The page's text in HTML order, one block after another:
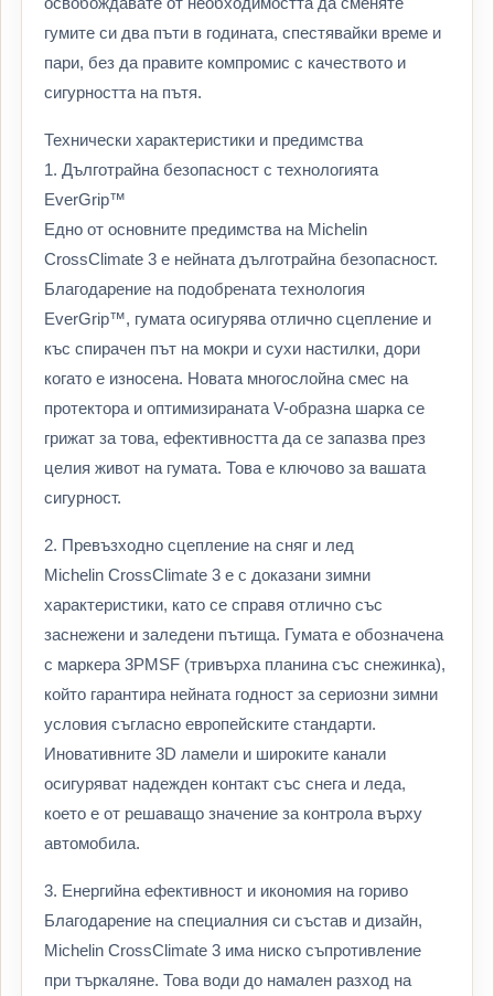
гумите си два пъти в годината, спестявайки време и
пари, без да правите компромис с качеството и
сигурността на пътя.
Технически характеристики и предимства
1. Дълготрайна безопасност с технологията
EverGrip™
Едно от основните предимства на Michelin
CrossClimate 3 е нейната дълготрайна безопасност.
Благодарение на подобрената технология
EverGrip™, гумата осигурява отлично сцепление и
къс спирачен път на мокри и сухи настилки, дори
когато е износена. Новата многослойна смес на
протектора и оптимизираната V-образна шарка се
грижат за това, ефективността да се запазва през
целия живот на гумата. Това е ключово за вашата
сигурност.
2. Превъзходно сцепление на сняг и лед
Michelin CrossClimate 3 е с доказани зимни
характеристики, като се справя отлично със
заснежени и заледени пътища. Гумата е обозначена
с маркера 3PMSF (тривърха планина със снежинка),
който гарантира нейната годност за сериозни зимни
условия съгласно европейските стандарти.
Иновативните 3D ламели и широките канали
осигуряват надежден контакт със снега и леда,
което е от решаващо значение за контрола върху
автомобила.
3. Енергийна ефективност и икономия на гориво
Благодарение на специалния си състав и дизайн,
Michelin CrossClimate 3 има ниско съпротивление
при търкаляне. Това води до намален разход на